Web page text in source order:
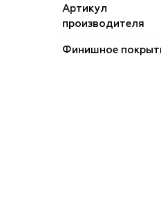
Артикул
производителя
Финишное